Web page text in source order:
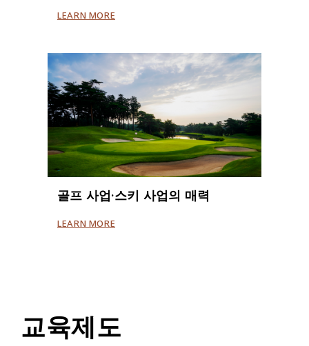
LEARN MORE
골프 사업·스키 사업의 매력
LEARN MORE
교육제도